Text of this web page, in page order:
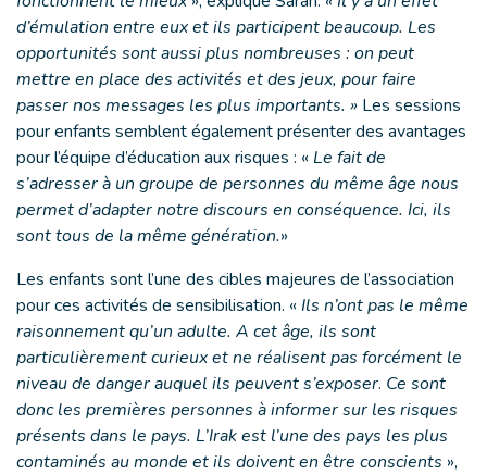
d’émulation entre eux et ils participent beaucoup. Les
opportunités sont aussi plus nombreuses : on peut
mettre en place des activités et des jeux, pour faire
passer nos messages les plus importants. » Les sessions
pour enfants semblent également présenter des avantages
pour l’équipe d’éducation aux risques : « Le fait de
s’adresser à un groupe de personnes du même âge nous
permet d’adapter notre discours en conséquence. Ici, ils
sont tous de la même génération.»
Les enfants sont l’une des cibles majeures de l’association
pour ces activités de sensibilisation. « Ils n’ont pas le même
raisonnement qu’un adulte. A cet âge, ils sont
particulièrement curieux et ne réalisent pas forcément le
niveau de danger auquel ils peuvent s’exposer. Ce sont
donc les premières personnes à informer sur les risques
présents dans le pays. L’Irak est l’une des pays les plus
contaminés au monde et ils doivent en être conscients »,